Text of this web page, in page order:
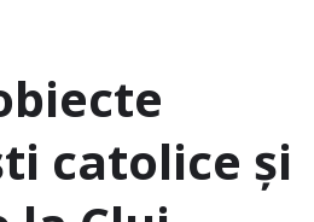
catolice şi